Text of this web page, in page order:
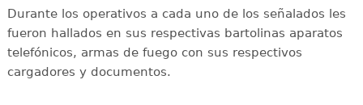
Durante los operativos a cada uno de los señalados les
fueron hallados en sus respectivas bartolinas aparatos
telefónicos, armas de fuego con sus respectivos
cargadores y documentos.